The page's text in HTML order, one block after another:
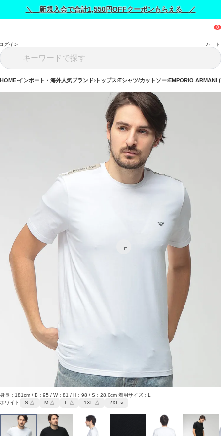
＼ 新規入会で合計1,550円OFFクーポンもらえる ／
グイン カート
HOME インポート・海外人気ブランド トップス Tシャツ/カットソー EMPORIO ARMANI
身長：181cm / B：95 / W：81 / H：98 / S：28.0cm 着用サイズ：L
ホワイト
S △ M △ L △ 1XL △ 2XL ○